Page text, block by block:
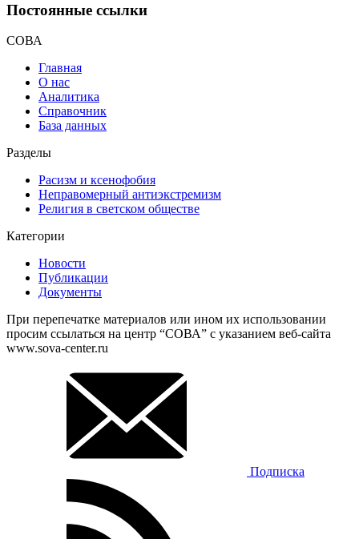
Постоянные ссылки
СОВА
Главная
О нас
Аналитика
Справочник
База данных
Разделы
Расизм и ксенофобия
Неправомерный антиэкстремизм
Религия в светском обществе
Категории
Новости
Публикации
Документы
При перепечатке материалов или ином их использовании
просим ссылаться на центр “СОВА” с указанием веб-сайта
www.sova-center.ru
Подписка